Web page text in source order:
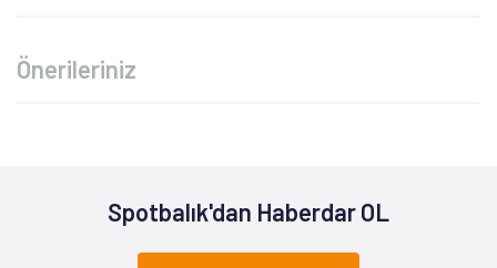
Önerileriniz
Spotbalık'dan Haberdar OL